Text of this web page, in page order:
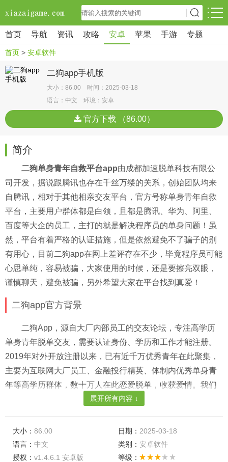
首页 导航 资讯 攻略 安卓 苹果 手游 专题
首页 > 安卓软件
二狗app手机版
大小：86.00 时间：2025-03-18
语言：中文 环境：安卓
官方下载 （86.00）
简介
二狗单身青年自救平台app由成都加速脱单科技有限公
司开发，据说跟腾讯也存在千丝万缕的关系，创始团队均来
自腾讯，相对于其他相亲交友平台，官方号称单身青年自救
平台，主要用户群体都是白领，且都是腾讯、华为、阿里、
百度等大企的员工，主打的就是解决程序员的单身问题！虽
然，平台有着严格的认证措施，但是依然避免不了骗子的别
有用心，目前二狗app在网上差评存在不少，毕竟程序员可能
心思单纯，容易被骗，大家使用的时候，还是要擦亮双眼，
谨慎聊天，避免被骗，另外希望大家在平台找到真爱！
二狗app官方背景
二狗App，源自大厂内部员工的交友论坛，专注高学历
单身青年脱单交友，需要认证身份、学历和工作才能注册。
2019年对外开放注册以来，已有近千万优秀青年在此聚集，
主要为互联网大厂员工、金融投行精英、体制内优秀单身青
年等高学历群体，数十万人在此恋爱脱单，收获爱情。我们
坚信，真实、安全、高质量的社交一定是有门槛的，一定是
份、学历和工作三重认证。虽然，因为认证门槛，我们每天
会损失超过一半的新用户，但我们依然坚信：严格认证，才
能筛选出想认真谈恋爱的用户。
展开所有内容 ↓
大小： 86.00 日期： 2025-03-18
语言： 中文 类别： 安卓软件
授权： v1.4.6.1 安卓版
等级：